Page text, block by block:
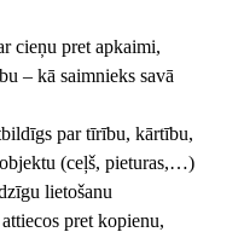
– kā saimnieks savā
(ceļš, pieturas,…)
lietošanu